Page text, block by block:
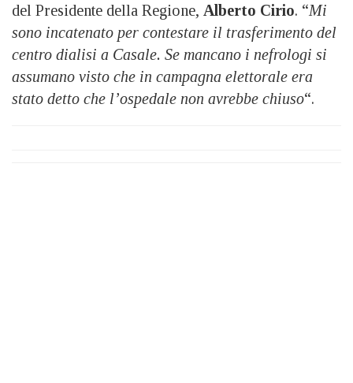
del Presidente della Regione, Alberto Cirio. “Mi
sono incatenato per contestare il trasferimento del
centro dialisi a Casale. Se mancano i nefrologi si
assumano visto che in campagna elettorale era
stato detto che l’ospedale non avrebbe chiuso“.